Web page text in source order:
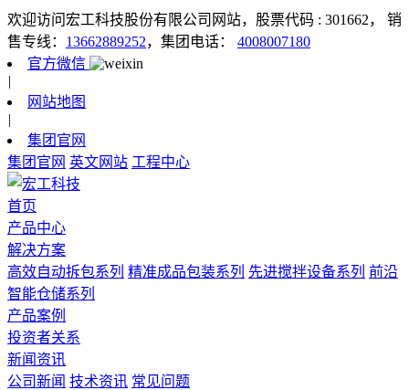
欢迎访问宏工科技股份有限公司网站，股票代码 : 301662，
销
售专线： 13662889252，集团电话： 4008007180
官方微信
|
网站地图
|
集团官网
集团官网 英文网站 工程中心
首页
产品中心
解决方案
高效自动拆包系列 精准成品包装系列 先进搅拌设备系列 前沿
智能仓储系列
产品案例
投资者关系
新闻资讯
公司新闻 技术资讯 常见问题